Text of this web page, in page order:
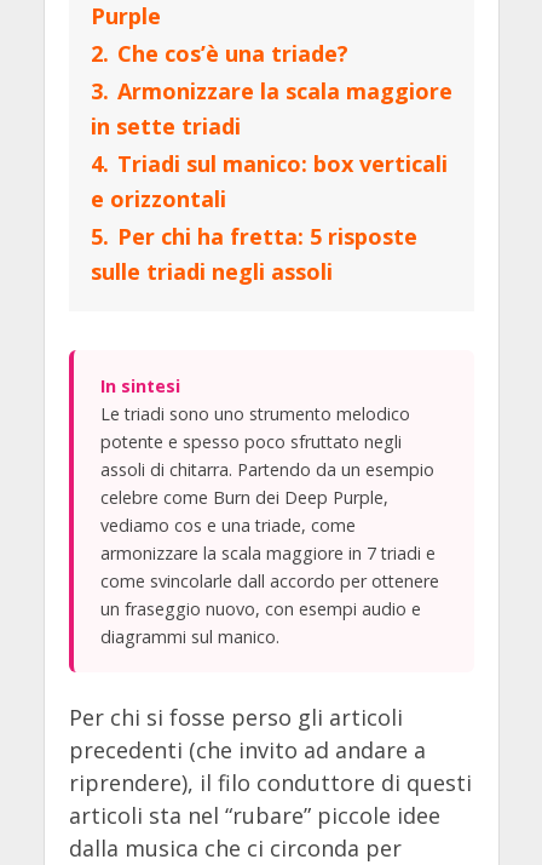
Purple
2. Che cos’è una triade?
3. Armonizzare la scala maggiore
in sette triadi
4. Triadi sul manico: box verticali
e orizzontali
5. Per chi ha fretta: 5 risposte
sulle triadi negli assoli
In sintesi
Le triadi sono uno strumento melodico
potente e spesso poco sfruttato negli
assoli di chitarra. Partendo da un esempio
celebre come Burn dei Deep Purple,
vediamo cos e una triade, come
armonizzare la scala maggiore in 7 triadi e
come svincolarle dall accordo per ottenere
un fraseggio nuovo, con esempi audio e
diagrammi sul manico.
Per chi si fosse perso gli articoli
precedenti (che invito ad andare a
riprendere), il filo conduttore di questi
articoli sta nel “rubare” piccole idee
dalla musica che ci circonda per